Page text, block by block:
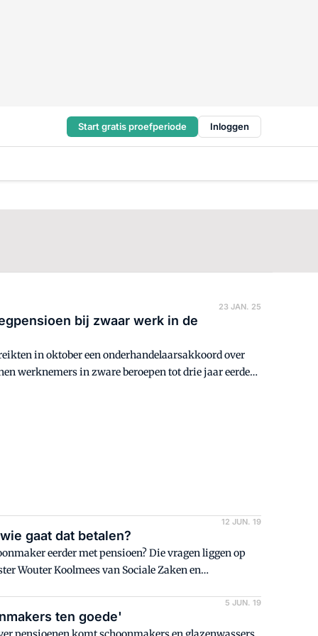
Start gratis proefperiode Inloggen
23 JAN. 25
bij zwaar werk in de
in oktober een onderhandelaarsakkoord over
werknemers in zware beroepen tot drie jaar eerder
12 JUN. 19
gaat dat betalen?
eerder met pensioen? Die vragen liggen op
Wouter Koolmees van Sociale Zaken en
5 JUN. 19
ten goede'